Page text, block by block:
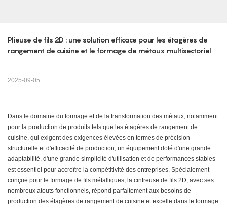
Plieuse de fils 2D : une solution efficace pour les étagères de
rangement de cuisine et le formage de métaux multisectoriel
2025-09-05
Dans le domaine du formage et de la transformation des métaux, notamment
pour la production de produits tels que les étagères de rangement de
cuisine, qui exigent des exigences élevées en termes de précision
structurelle et d'efficacité de production, un équipement doté d'une grande
adaptabilité, d'une grande simplicité d'utilisation et de performances stables
est essentiel pour accroître la compétitivité des entreprises. Spécialement
conçue pour le formage de fils métalliques, la cintreuse de fils 2D, avec ses
nombreux atouts fonctionnels, répond parfaitement aux besoins de
production des étagères de rangement de cuisine et excelle dans le formage